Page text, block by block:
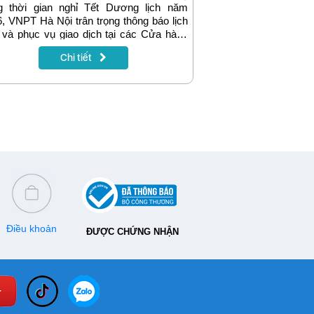
thời gian nghỉ Tết Dương lịch năm
VNPT Hà Nội trân trọng thông báo lịch
phục vụ giao dịch tại các Cửa hàng
dịch trên địa bàn Hà Nội như sau:
Chi tiết
Điều khoản ĐƯỢC CHỨNG NHẬN